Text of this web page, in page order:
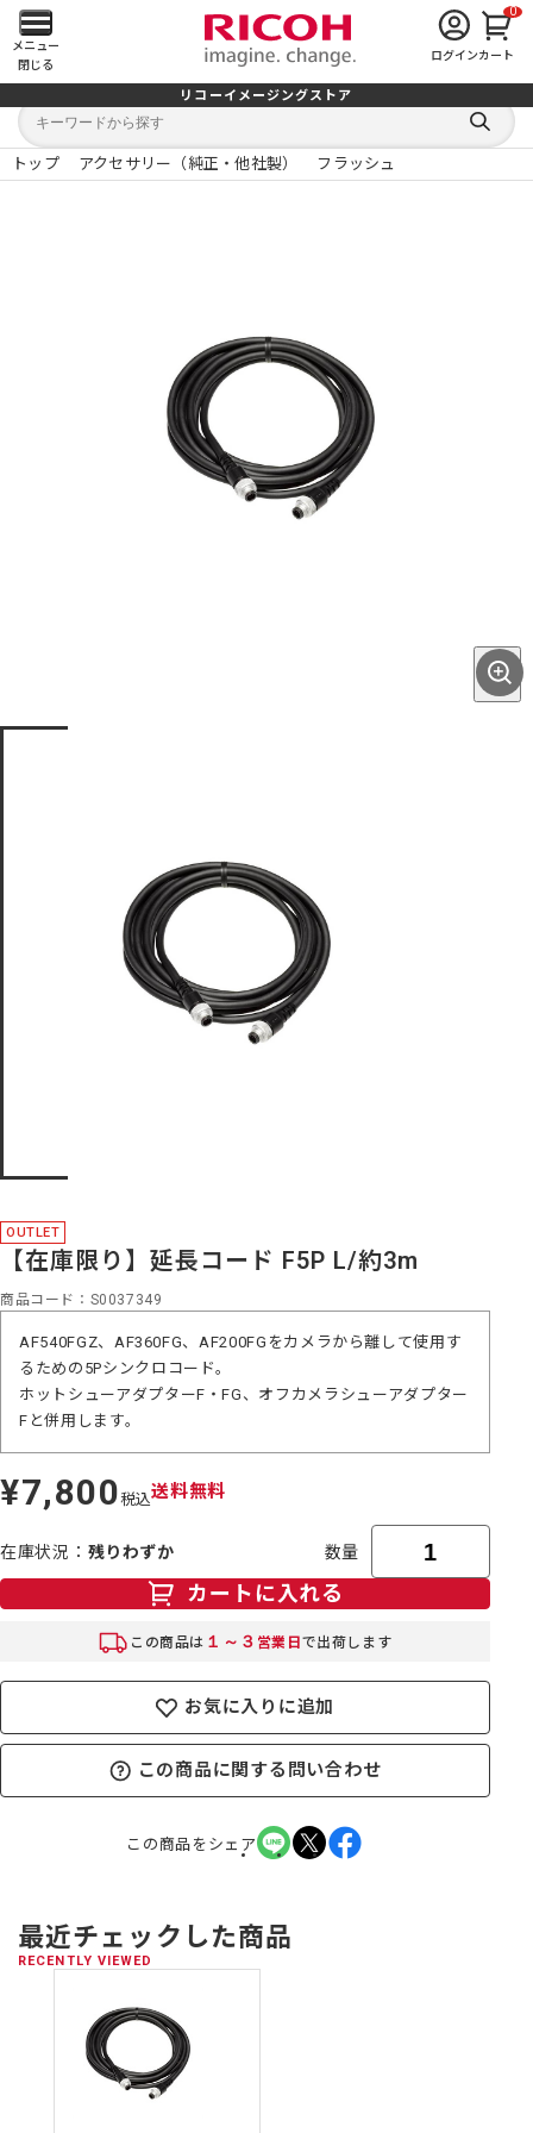
メ
イ
ン
メ
メニュー
閉じる
ログイン
0
カート
リコーイメージングストア
キ
ワ
ー
キ
検
索
る
トップ アクセサリー（純正・他社製） フラッシュ
OUTLET
【在庫限り】延長コード F5P L/約3m
商品コード S0037349
AF540FGZ、AF360FG、AF200FGをカメラから離して使用す
るための5Pシンクロコード。
ホットシューアダプターF・FG、オフカメラシューアダプター
Fと併用します。
定
価
¥7,800税込送料無料
在庫状況 残りわずか 数量
カートに入れる
この商品は １～３ 営業日 で出荷します
お気に入りに追加
この商品に関する問い合わせ
この商品をシェア
最近チェックした商品
RECENTLY VIEWED